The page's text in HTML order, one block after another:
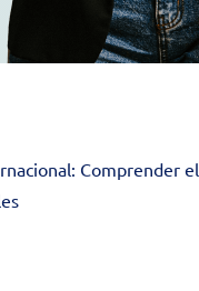
Comprender